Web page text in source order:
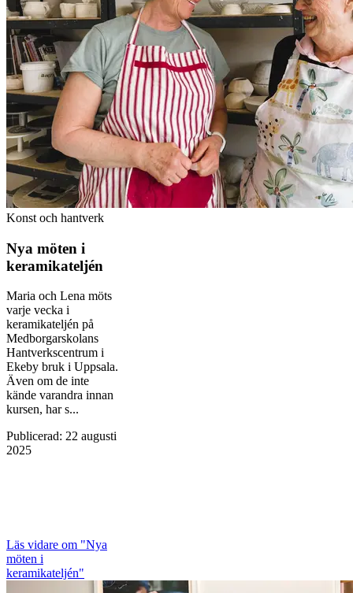
Konst och hantverk
Nya möten i
keramikateljén
Maria och Lena möts
varje vecka i
keramikateljén på
Medborgarskolans
Hantverkscentrum i
Ekeby bruk i Uppsala.
Även om de inte
kände varandra innan
kursen, har s...
Publicerad: 22 augusti
2025
Läs vidare om "Nya
möten i
keramikateljén"